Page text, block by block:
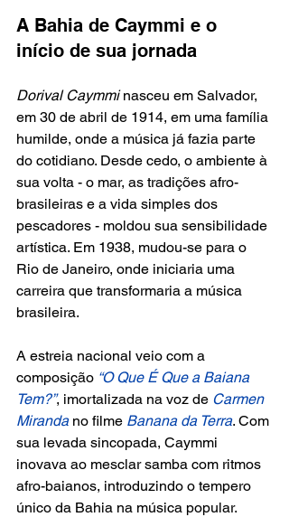
A Bahia de Caymmi e o
início de sua jornada
Dorival Caymmi nasceu em Salvador,
em 30 de abril de 1914, em uma família
humilde, onde a música já fazia parte
do cotidiano. Desde cedo, o ambiente à
sua volta - o mar, as tradições afro-
brasileiras e a vida simples dos
pescadores - moldou sua sensibilidade
artística. Em 1938, mudou-se para o
Rio de Janeiro, onde iniciaria uma
carreira que transformaria a música
brasileira.
A estreia nacional veio com a
composição “O Que É Que a Baiana
Tem?”, imortalizada na voz de Carmen
Miranda no filme Banana da Terra. Com
sua levada sincopada, Caymmi
inovava ao mesclar samba com ritmos
afro-baianos, introduzindo o tempero
único da Bahia na música popular.